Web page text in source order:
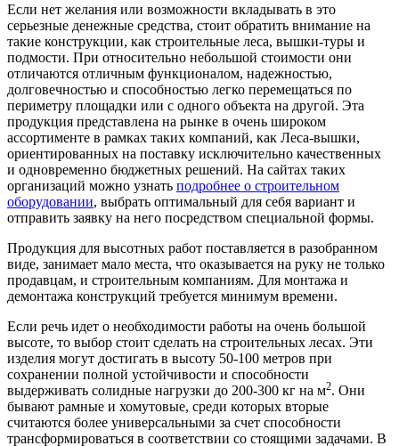
Если нет желания или возможности вкладывать в это
серьезные денежные средства, стоит обратить внимание на
такие конструкции, как строительные леса, вышки-туры и
подмости. При относительно небольшой стоимости они
отличаются отличным функционалом, надежностью,
долговечностью и способностью легко перемещаться по
периметру площадки или с одного объекта на другой. Эта
продукция представлена на рынке в очень широком
ассортименте в рамках таких компаний, как Леса-вышки,
ориентированных на поставку исключительно качественных
и одновременно бюджетных решений. На сайтах таких
организаций можно узнать подробнее о строительном
оборудовании, выбрать оптимальный для себя вариант и
отправить заявку на него посредством специальной формы.
Продукция для высотных работ поставляется в разобранном
виде, занимает мало места, что оказывается на руку не только
продавцам, и строительным компаниям. Для монтажа и
демонтажа конструкций требуется минимум времени.
Если речь идет о необходимости работы на очень большой
высоте, то выбор стоит сделать на строительных лесах. Эти
изделия могут достигать в высоту 50-100 метров при
сохранении полной устойчивости и способности
выдерживать солидные нагрузки до 200-300 кг на м2. Они
бывают рамные и хомутовые, среди которых вторые
считаются более универсальными за счет способности
трансформироваться в соответствии со стоящими задачами. В